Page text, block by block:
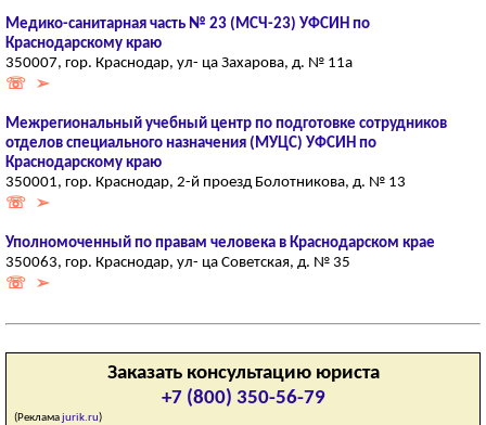
Медико-санитарная часть № 23 (МСЧ-23) УФСИН по
Краснодарскому краю
350007, гор. Краснодар, ул- ца Захарова, д. № 11а
☏ ➢
Межрегиональный учебный центр по подготовке сотрудников
отделов специального назначения (МУЦС) УФСИН по
Краснодарскому краю
350001, гор. Краснодар, 2-й проезд Болотникова, д. № 13
☏ ➢
Уполномоченный по правам человека в Краснодарском крае
350063, гор. Краснодар, ул- ца Советская, д. № 35
☏ ➢
Заказать консультацию юриста
+7 (800) 350-56-79
(Рекламаjurik.ru)